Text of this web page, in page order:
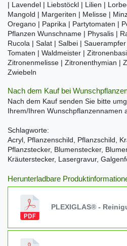
| Lavendel | Liebstöckl | Lilien |
Mangold | Margeriten | Melisse |
Oregano | Paprika | Partytomaten |
Pflanzen Wunschname | Physalis |
Rucola | Salat | Salbei |
Tomaten | Waldmeister |
Zitronenmelisse | Zitronenthymian |
Zwiebeln
Nach dem Kauf bei
Nach dem Kauf senden Sie bitte
Ihrem/Ihren Wunschpflanzennamen
Schlagworte:
Acryl, Pflanzenschild, Pflanzschild,
Pflanzstecker, Blumenstecker,
Kräuterstecker, Lasergravur,
Herunterladbare
PLEXIGLAS® -